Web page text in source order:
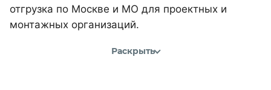
отгрузка по Москве и МО для проектных и
монтажных организаций.
Раскрыть